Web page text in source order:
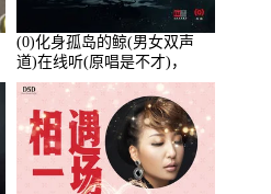
(0)化身孤岛的鲸(男女双声
道)在线听(原唱是不才)，
HGBai演唱点播:19428次